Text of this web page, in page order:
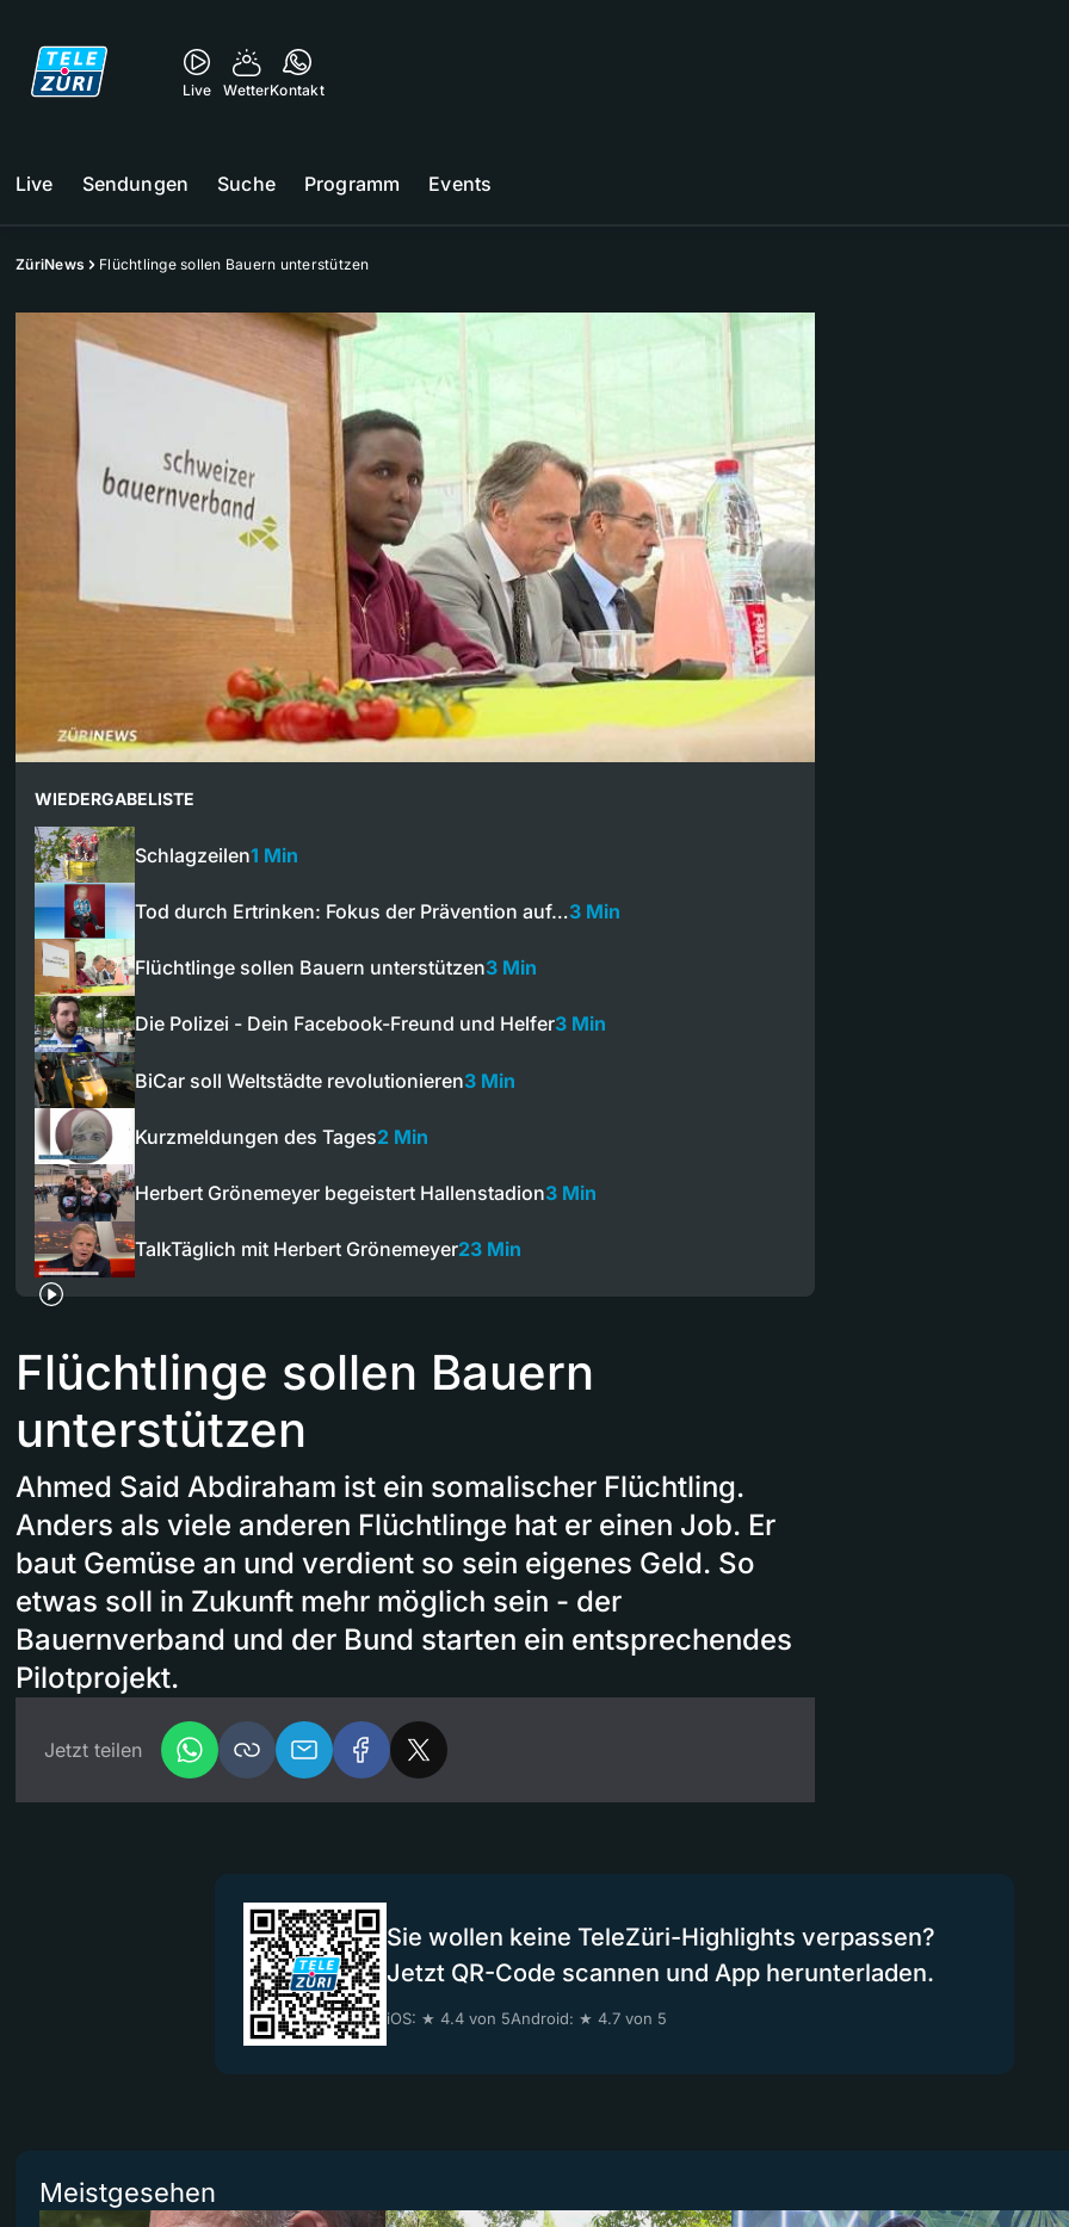
Live WetterKontakt
Live Sendungen Suche Programm Events
ZüriNews Flüchtlinge sollen Bauern unterstützen
WIEDERGABELISTE
Schlagzeilen1 Min
Tod durch Ertrinken: Fokus der Prävention auf…3 Min
Flüchtlinge sollen Bauern unterstützen3 Min
Die Polizei - Dein Facebook-Freund und Helfer3 Min
BiCar soll Weltstädte revolutionieren3 Min
Kurzmeldungen des Tages2 Min
Herbert Grönemeyer begeistert Hallenstadion3 Min
TalkTäglich mit Herbert Grönemeyer23 Min
Flüchtlinge sollen Bauern
unterstützen
Ahmed Said Abdiraham ist ein somalischer Flüchtling.
Anders als viele anderen Flüchtlinge hat er einen Job. Er
baut Gemüse an und verdient so sein eigenes Geld. So
etwas soll in Zukunft mehr möglich sein - der
Bauernverband und der Bund starten ein entsprechendes
Pilotprojekt.
Jetzt teilen
Sie wollen keine TeleZüri-Highlights verpassen?
Jetzt QR-Code scannen und App herunterladen.
iOS: ★ 4.4 von 5Android: ★ 4.7 von 5
Meistgesehen